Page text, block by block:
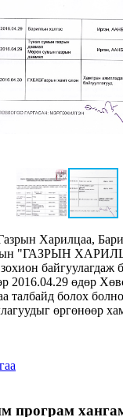
Харилцаа,
"ГАЗРЫН
өдөр
талбайд болох
өргөнөөр
програм